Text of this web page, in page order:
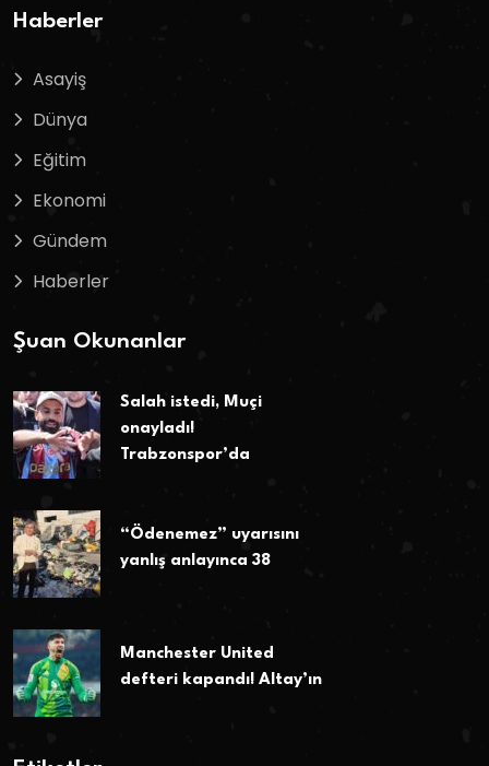
Haberler
Asayiş
Dünya
Eğitim
Ekonomi
Gündem
Haberler
Şuan Okunanlar
Salah istedi, Muçi
onayladı!
Trabzonspor’da
“Ödenemez” uyarısını
yanlış anlayınca 38
Manchester United
defteri kapandı! Altay’ın